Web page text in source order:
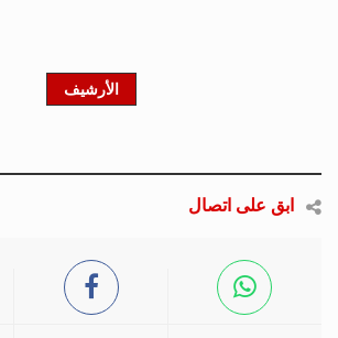
الأرشيف
ابق على اتصال